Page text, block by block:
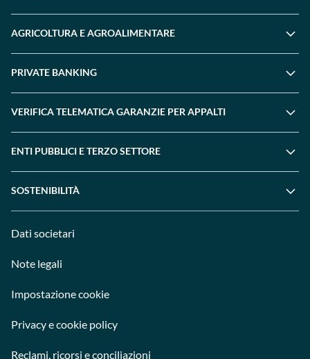
AGRICOLTURA E AGROALIMENTARE
PRIVATE BANKING
VERIFICA TELEMATICA GARANZIE PER APPALTI
ENTI PUBBLICI E TERZO SETTORE
SOSTENIBILITÀ
Dati societari
Note legali
Impostazione cookie
Privacy e cookie policy
Reclami, ricorsi e conciliazioni